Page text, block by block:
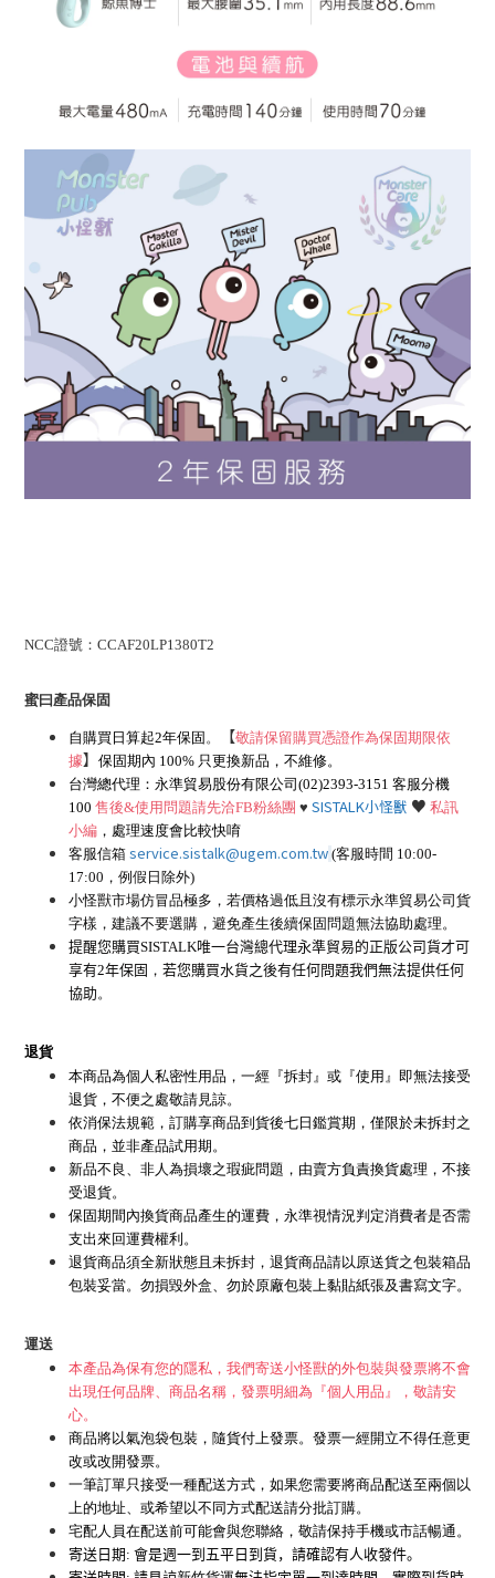
NCC證號： CCAF20LP1380T2
蜜曰產品保固
自購買日算起2年保固 。 【敬請保留購買憑證作為保固期限依
據】 保固期內 100% 只更換新品，不維修。
台灣總代理：永準貿易股份有限公司 (02)2393-3151 客服分機
100 售後&使用問題請先洽FB粉絲團 ♥ SISTALK小怪獸 ♥ 私訊
小編 ，處理速度會比較快唷
客服信箱 service.sistalk@ugem.com.tw (客服時間 10:00-
17:00 ，例假日除外)
小怪獸市場仿冒品極多，若價格過低且沒有標示永準貿易公司貨
字樣，建議不要選購，避免產生後續保固問題無法協助處理。
提醒您購買SISTALK唯一台灣總代理永準貿易的正版公司貨才可
享有2年保固 ， 若您購買水貨之後有任何問題我們無法提供任何
協助 。
退貨
本商品為個人私密性用品，一經『拆封』或『使用』即無法接受
退貨，不便之處敬請見諒。
依消保法規範，訂購享商品到貨後七日鑑賞期，僅限於未拆封之
商品，並非產品試用期。
新品不良、非人為損壞之瑕疵問題，由賣方負責換貨處理，不接
受退貨。
保固期間內換貨商品產生的運費，永準視情況判定消費者是否需
支出來回運費權利。
退貨商品須全新狀態且未拆封，退貨商品請以原送貨之包裝箱品
包裝妥當。勿損毀外盒、勿於原廠包裝上黏貼紙張及書寫文字。
運送
本產品為保有您的隱私，我們寄送小怪獸的外包裝與發票將不會
出現任何品牌、商品名稱，發票明細為『個人用品』，敬請安
心。
商品將以氣泡袋包裝，隨貨付上發票。發票一經開立不得任意更
改或改開發票。
一筆訂單只接受一種配送方式，如果您需要將商品配送至兩個以
上的地址、或希望以不同方式配送請分批訂購。
宅配人員在配送前可能會與您聯絡，敬請保持手機或市話暢通。
寄送日期: 會是週一到五平日到貨，請確認有人收發件。
BUY NOW